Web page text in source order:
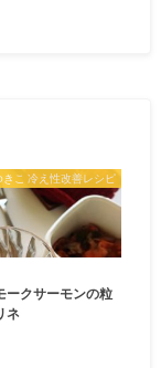
きこ 冷え性改善レシピ
ークサーモンの粒
ネ